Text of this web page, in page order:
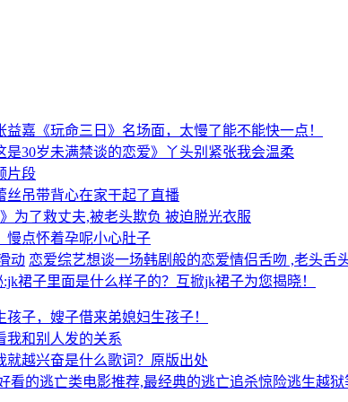
益嘉《玩命三日》名场面，太慢了能不能快一点！
是30岁未满禁谈的恋爱》丫头别紧张我会温柔
片段
丝吊带背心在家干起了直播
》为了救丈夫,被老头欺负 被迫脱光衣服
慢点怀着孕呢小心肚子
恋爱综艺想谈一场韩剧般的恋爱情侣舌吻 ,老头舌
:jk裙子里面是什么样子的？互掀jk裙子为您揭晓！
孩子，嫂子借来弟媳妇生孩子！
我和别人发的关系
就越兴奋是什么歌词？原版出处
看的逃亡类电影推荐,最经典的逃亡追杀惊险逃生越狱